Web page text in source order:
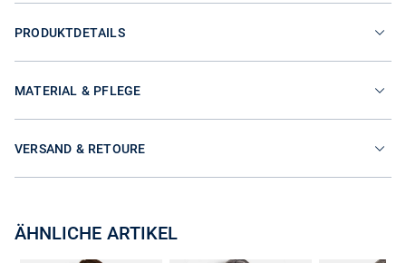
PRODUKTDETAILS
MATERIAL & PFLEGE
VERSAND & RETOURE
ÄHNLICHE ARTIKEL